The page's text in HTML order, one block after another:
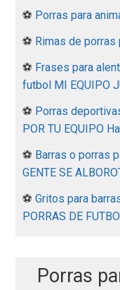
⚽ Porras para
⚽ Rimas de
⚽ Frases para
futbol MI EQUIPO
⚽ Porras
POR TU EQUIPO
⚽ Barras o porras
GENTE SE
⚽Gritos para
PORRAS DE
Porras